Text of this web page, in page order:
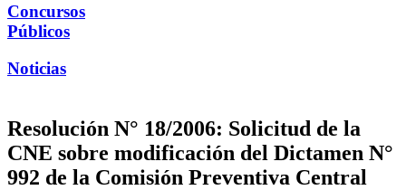
Concursos
Públicos
Noticias
Resolución N° 18/2006: Solicitud de la
CNE sobre modificación del Dictamen N°
992 de la Comisión Preventiva Central